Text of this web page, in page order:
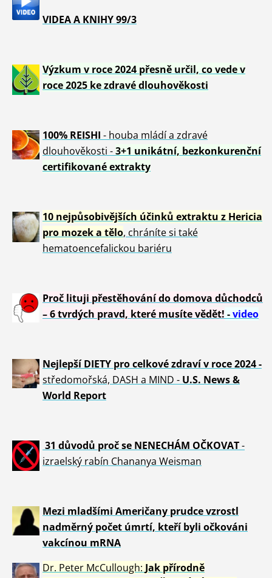
VIDEA A KNIHY 99/3
Výzkum v roce 2024 přesně určil, co vede v
roce 2025 ke zdravé dlouhověkosti
100% REISHI - houba mládí a zdravé
dlouhověkosti -3+1 unikátní, bezkonkurenční
certifikované extrakty
10 nejpůsobivějších účinků extraktu z Hericia
pro mozek a tělo, chráníte si také
hematoencefalickou bariéru
Proč lituji přestěhování do domova důchodců
– 6 tvrdých pravd, které musíte vědět! -video
Nejlepší DIETY pro celkové zdraví v roce 2024 -
středomořská, DASH a MIND - U.S. News &
World Report
31 důvodů proč se NENECHÁM OČKOVAT-
izraelský rabín Chananya Weisman
Mezi mladšími Američany prudce vzrostl
nadměrný počet úmrtí, kteří byli očkováni
vakcínou mRNA
Dr. Peter McCullough: Jak přírodně